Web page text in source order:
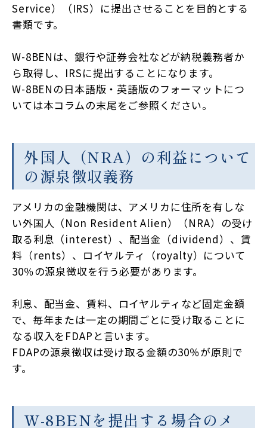
Service）（IRS）に提出させることを目的とする
書類です。
W-8BENは、銀行や証券会社などが納税義務者か
ら取得し、IRSに提出することになります。
W-8BENの日本語版・英語版のフォーマットにつ
いては本コラムの末尾をご参照ください。
外国人（NRA）の利益について
の源泉徴収義務
アメリカの金融機関は、アメリカに住所を有しな
い外国人（Non Resident Alien）（NRA）の受け
取る利息（interest）、配当金（dividend）、賃
料（rents）、ロイヤルティ（royalty）について
30％の源泉徴収を行う必要があります。
利息、配当金、賃料、ロイヤルティなど固定金額
で、毎年または一定の期間ごとに受け取ることに
なる収入をFDAPと言います。
FDAPの源泉徴収は受け取る金額の30％が原則で
す。
W-8BENを提出する場合のメ